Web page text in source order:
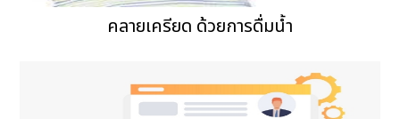
คลายเครียด ด้วยการดื่มน้ำ